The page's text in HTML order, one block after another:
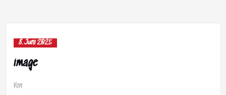
8. Juni 2025
image
Von